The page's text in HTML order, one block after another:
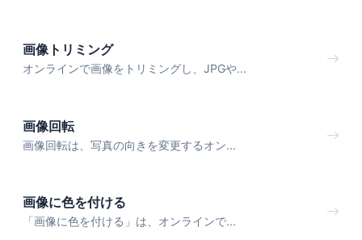
画像トリミング
オンラインで画像をトリミングし、JPGや...
画像回転
画像回転は、写真の向きを変更するオン...
画像に色を付ける
「画像に色を付ける」は、オンラインで...